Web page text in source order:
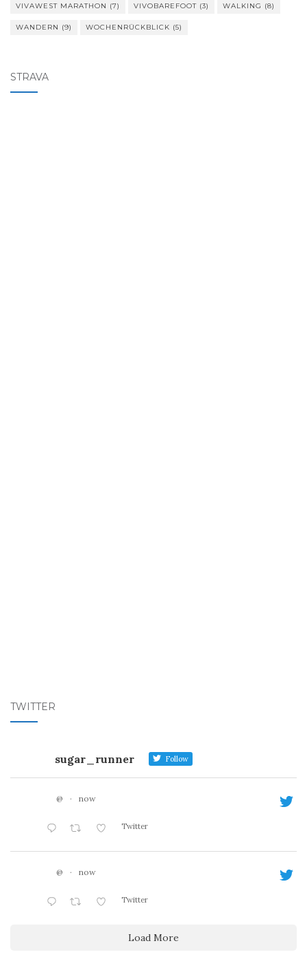
VIVAWEST MARATHON (7) VIVOBAREFOOT (3) WALKING (8)
WANDERN (9) WOCHENRÜCKBLICK (5)
STRAVA
TWITTER
sugar_runner Follow
@ · now
Twitter
@ · now
Twitter
Load More